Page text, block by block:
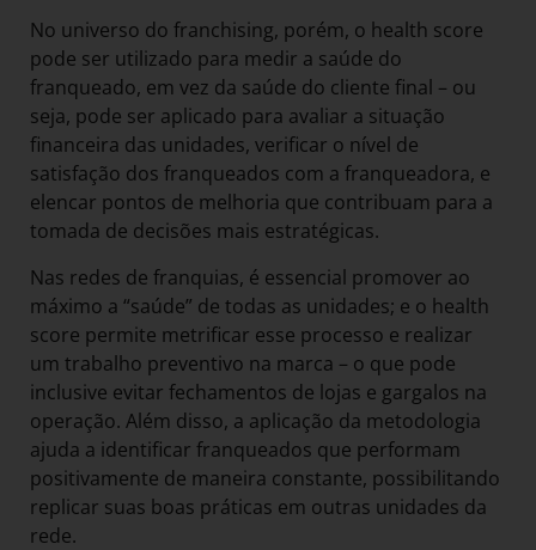
No universo do franchising, porém, o health score
pode ser utilizado para medir a saúde do
franqueado, em vez da saúde do cliente final – ou
seja, pode ser aplicado para avaliar a situação
financeira das unidades, verificar o nível de
satisfação dos franqueados com a franqueadora, e
elencar pontos de melhoria que contribuam para a
tomada de decisões mais estratégicas.
Nas redes de franquias, é essencial promover ao
máximo a “saúde” de todas as unidades; e o health
score permite metrificar esse processo e realizar
um trabalho preventivo na marca – o que pode
inclusive evitar fechamentos de lojas e gargalos na
operação. Além disso, a aplicação da metodologia
ajuda a identificar franqueados que performam
positivamente de maneira constante, possibilitando
replicar suas boas práticas em outras unidades da
rede.